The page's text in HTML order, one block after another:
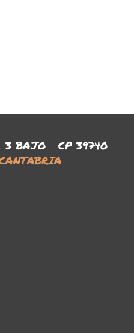
3 BAJO CP 39740